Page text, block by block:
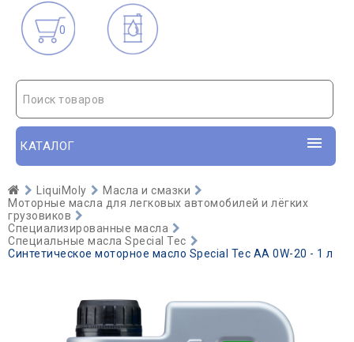
0
Поиск товаров
КАТАЛОГ
LiquiMoly
Масла и смазки
Моторные масла для легковых автомобилей и лёгких
грузовиков
Специализированные масла
Специальные масла Special Tec
Синтетическое моторное масло Special Tec AA 0W-20 - 1 л